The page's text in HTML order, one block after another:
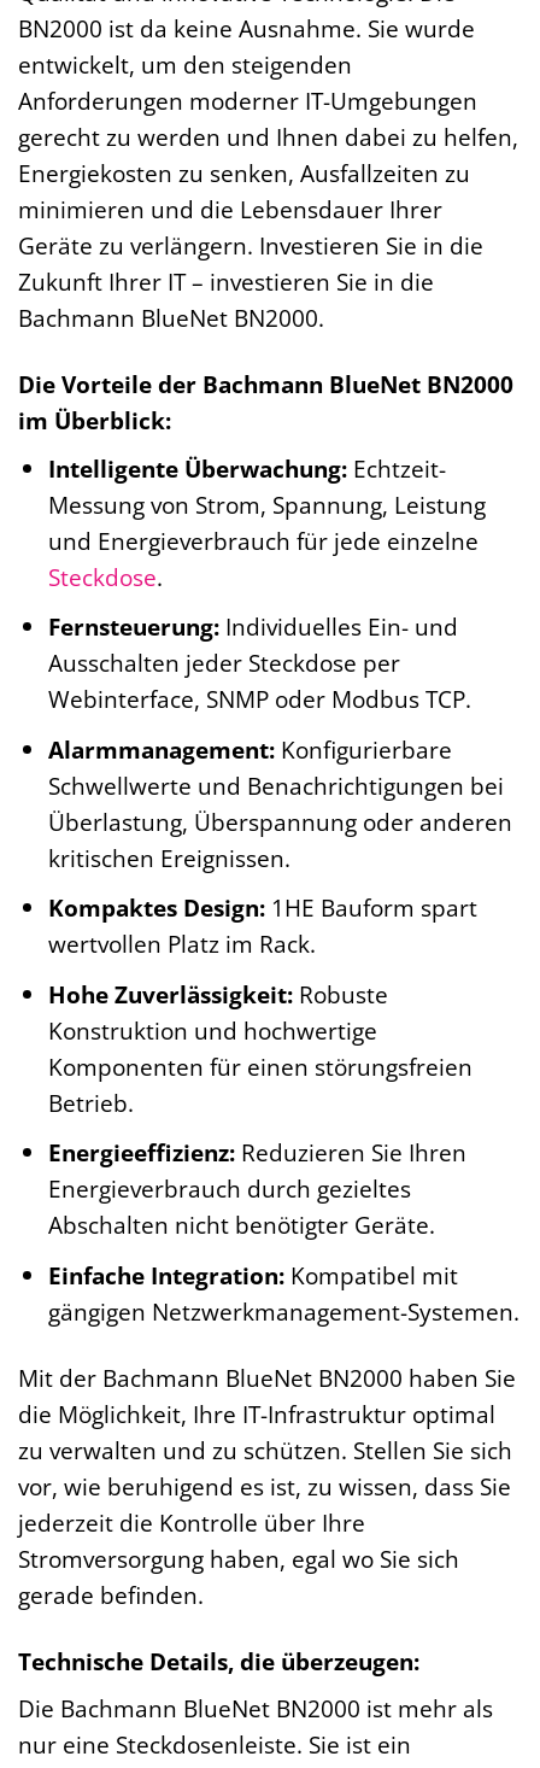
BN2000 ist da keine Ausnahme. Sie wurde
entwickelt, um den steigenden
Anforderungen moderner IT-Umgebungen
gerecht zu werden und Ihnen dabei zu helfen,
Energiekosten zu senken, Ausfallzeiten zu
minimieren und die Lebensdauer Ihrer
Geräte zu verlängern. Investieren Sie in die
Zukunft Ihrer IT – investieren Sie in die
Bachmann BlueNet BN2000.
Die Vorteile der Bachmann BlueNet BN2000
im Überblick:
Intelligente Überwachung:Echtzeit-
Messung von Strom, Spannung, Leistung
und Energieverbrauch für jede einzelne
Steckdose.
Fernsteuerung:Individuelles Ein- und
Ausschalten jeder Steckdose per
Webinterface, SNMP oder Modbus TCP.
Alarmmanagement:Konfigurierbare
Schwellwerte und Benachrichtigungen bei
Überlastung, Überspannung oder anderen
kritischen Ereignissen.
Kompaktes Design:1HE Bauform spart
wertvollen Platz im Rack.
Hohe Zuverlässigkeit:Robuste
Konstruktion und hochwertige
Komponenten für einen störungsfreien
Betrieb.
Energieeffizienz:Reduzieren Sie Ihren
Energieverbrauch durch gezieltes
Abschalten nicht benötigter Geräte.
Einfache Integration:Kompatibel mit
gängigen Netzwerkmanagement-Systemen.
Mit der Bachmann BlueNet BN2000 haben Sie
die Möglichkeit, Ihre IT-Infrastruktur optimal
zu verwalten und zu schützen. Stellen Sie sich
vor, wie beruhigend es ist, zu wissen, dass Sie
jederzeit die Kontrolle über Ihre
Stromversorgung haben, egal wo Sie sich
gerade befinden.
Technische Details, die überzeugen:
Die Bachmann BlueNet BN2000 ist mehr als
nur eine Steckdosenleiste. Sie ist ein